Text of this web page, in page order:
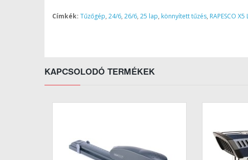
Címkék: Tűzőgép, 24/6, 26/6, 25 lap, könnyített tűzés, RAPESCO
KAPCSOLODÓ TERMÉKEK